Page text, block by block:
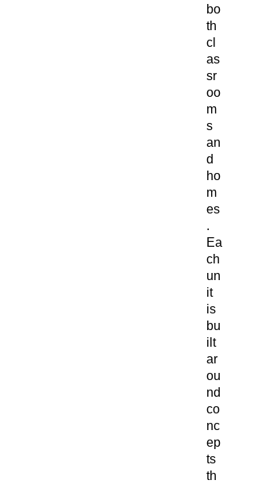
bo
th
cl
as
sr
oo
m
s
an
d
ho
m
es
.
Ea
ch
un
it
is
bu
ilt
ar
ou
nd
co
nc
ep
ts
th